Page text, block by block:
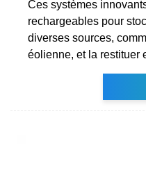
Ces systèmes
rechargeables pour
diverses sources,
éolienne, et la restituer